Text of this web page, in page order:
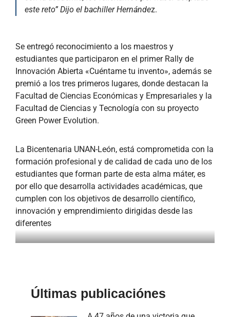
este reto” Dijo el bachiller Hernández.
Se entregó reconocimiento a los maestros y
estudiantes que participaron en el primer Rally de
Innovación Abierta «Cuéntame tu invento», además se
premió a los tres primeros lugares, donde destacan la
Facultad de Ciencias Económicas y Empresariales y la
Facultad de Ciencias y Tecnología con su proyecto
Green Power Evolution.
La Bicentenaria UNAN-León, está comprometida con la
formación profesional y de calidad de cada uno de los
estudiantes que forman parte de esta alma máter, es
por ello que desarrolla actividades académicas, que
cumplen con los objetivos de desarrollo científico,
innovación y emprendimiento dirigidas desde las
diferentes
Últimas publicaciónes